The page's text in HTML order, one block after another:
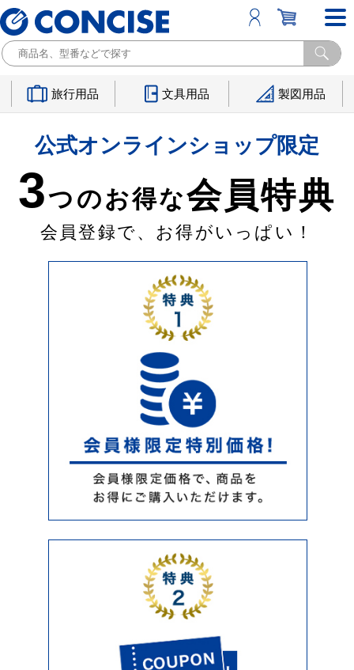
旅行用品 文具用品 製図用品
公式オンラインショップ限定
3つのお得な会員特典
会員登録で、お得がいっぱい！